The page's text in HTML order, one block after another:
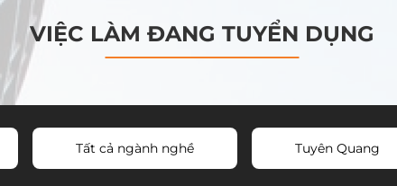
VIỆC LÀM ĐANG TUYỂN DỤNG
Tất cả ngành nghề Tuyên Quang